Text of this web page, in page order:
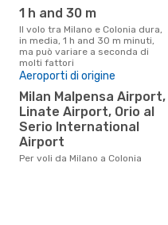
1 h and 30 m
Il volo tra Milano e Colonia dura,
in media, 1 h and 30 m minuti,
ma può variare a seconda di
molti fattori
Aeroporti di origine
Milan Malpensa Airport,
Linate Airport, Orio al
Serio International
Airport
Per voli da Milano a Colonia